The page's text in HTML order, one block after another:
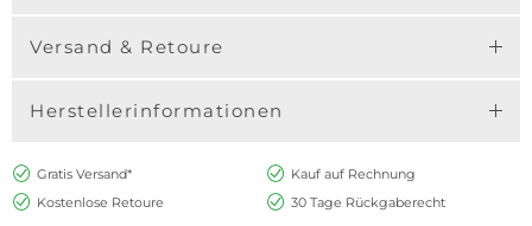
Versand & Retoure
Herstellerinformationen
Gratis Versand*
Kauf auf Rechnung
Kostenlose Retoure
30 Tage Rückgaberecht